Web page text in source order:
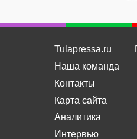
Tulapressa.ru
Наша команда
Контакты
Карта сайта
Аналитика
Интервью